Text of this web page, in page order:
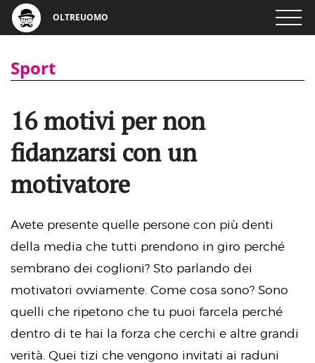
OLTREUOMO
Sport
16 motivi per non
fidanzarsi con un
motivatore
Avete presente quelle persone con più denti
della media che tutti prendono in giro perché
sembrano dei coglioni? Sto parlando dei
motivatori ovviamente. Come cosa sono? Sono
quelli che ripetono che tu puoi farcela perché
dentro di te hai la forza che cerchi e altre grandi
verità. Quei tizi che vengono invitati ai raduni